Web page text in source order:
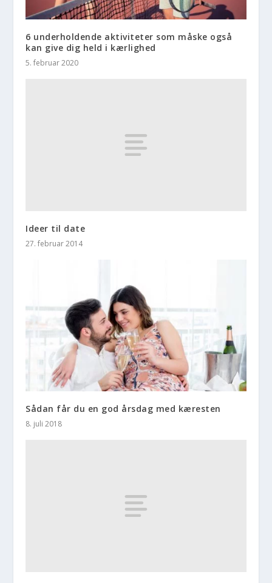
6 underholdende aktiviteter som måske også
kan give dig held i kærlighed
5. februar 2020
Ideer til date
27. februar 2014
Sådan får du en god årsdag med kæresten
8. juli 2018